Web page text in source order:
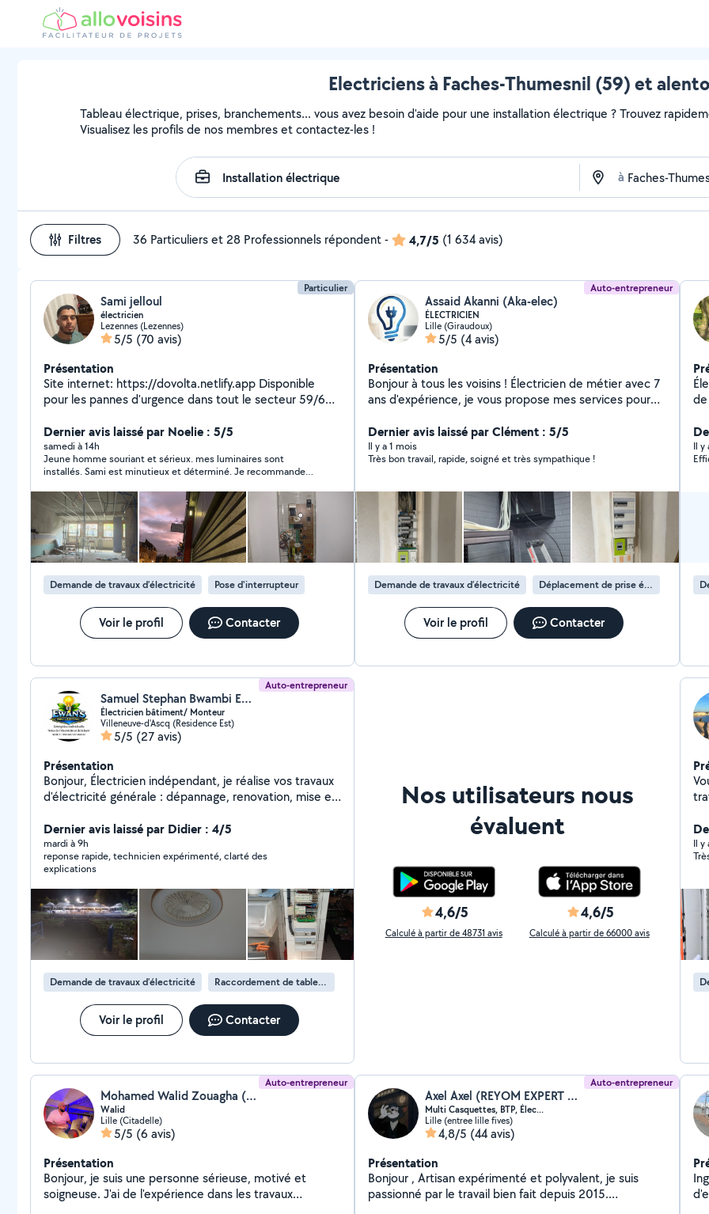
Electriciens à Faches-Thumesnil (59) et
Tableau électrique, prises, branchements... vous avez besoin d'aide pour une installation électrique ? Trouvez
Visualisez les profils de nos membres et contactez-les !
à
Filtres 36 Particuliers et 28 Professionnels répondent- 4,7/5 (1 634 avis)
Particulier
Sami jelloul
électricien
Lezennes (Lezennes)
5/5 (70 avis)
Présentation
Site internet: https://dovolta.netlify.app Disponible
pour les pannes d'urgence dans tout le secteur 59/62 !
logement : -Pose des appareils électriques dans la
cuisine avec leurs raccordements -Pose de luminaires
lustres appliques avec ou sans détection -Tableau
électrique et DTI -Mise aux normes -Pose de prises et
rj45 -Dépannage -Pose de goulotte -Raccordement
Dernier avis laissé par Noelie : 5/5
samedi à 14h
Jeune homme souriant et sérieux. mes luminaires sont
installés. Sami est minutieux et déterminé. Je recommande
Demande de travaux d’électricité Pose d'interrupteur
Voir le profil Contacter
Auto-entrepreneur
Assaid Akanni (Aka-elec)
ÉLECTRICIEN
Lille (Giraudoux)
5/5 (4 avis)
Présentation
Bonjour à tous les voisins ! Électricien de métier avec 7
ans d'expérience, je vous propose mes services pour
à la rénovation de votre installation. (Pour info: je suis
nouveau sur Allovoisin)
Dernier avis laissé par Clément : 5/5
Il y a 1 mois
Très bon travail, rapide, soigné et très sympathique !
Demande de travaux d’électricité Déplacement de prise électrique
Voir le profil Contacter
Il y
Auto-entrepreneur
Samuel Stephan Bwambi Ewane (Ewan's Pro Lighting EI)
Électricien bâtiment/ Monteur
Villeneuve-d'Ascq (Residence Est)
5/5 (27 avis)
Présentation
Bonjour, Électricien indépendant, je réalise vos travaux
d'électricité générale : dépannage, renovation, mise en
installation de prises, éclairages et lignes dédiées.
J'interviens sur Villeneuve-d'Ascq et les communes
voisines. Pour vos événements ( mariages, barbecues,
baptêmes, anniversaires etc.), Ewan's Pro Lighting EI
vous accompagne également pour vos installations
lumineuses festives. Devis gratuit - Intervention rapide
Votre satisfaction , notre priorité.
Dernier avis laissé par Didier : 4/5
mardi à 9h
reponse rapide, technicien expérimenté, clarté des
explications
Demande de travaux d’électricité Raccordement de tableau électrique
Voir le profil Contacter
Nos utilisateurs nous
évaluent
4,6/5
Calculé à partir de 48731 avis
4,6/5
Calculé à partir de 66000 avis
rideaux
? - Expertise et polyvalence : Une large gamme de
Il y
Auto-entrepreneur
Mohamed Walid Zouagha (Rdh)
Walid
Lille (Citadelle)
5/5 (6 avis)
Présentation
Bonjour, je suis une personne sérieuse, motivé et
soigneuse. J'ai de l'expérience dans les travaux
Auto-entrepreneur
Axel Axel (REYOM EXPERT SERVICES)
Multi Casquettes, BTP, Élec...
Lille (entree lille fives)
4,8/5 (44 avis)
Présentation
Bonjour , Artisan expérimenté et polyvalent, je suis
passionné par le travail bien fait depuis 2015.